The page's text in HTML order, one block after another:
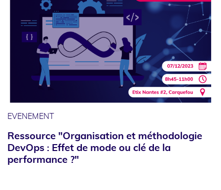
EVENEMENT
Ressource "Organisation et méthodologie
DevOps : Effet de mode ou clé de la
performance ?"